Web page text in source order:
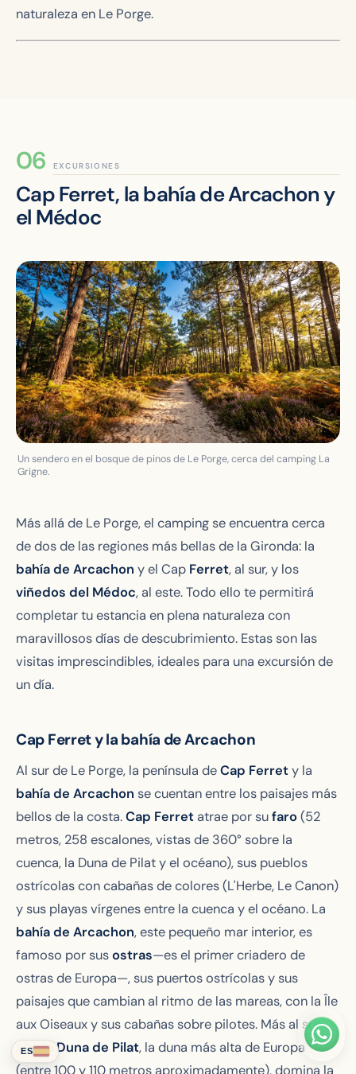
naturaleza en Le Porge.
EXCURSIONES
Cap Ferret, la bahía de Arcachon y
el Médoc
Un sendero en el bosque de pinos de Le Porge, cerca del camping La
Grigne.
Más allá de Le Porge, el camping se encuentra cerca
de dos de las regiones más bellas de la Gironda: la
bahía de Arcachon y el Cap Ferret, al sur, y los
viñedos del Médoc, al este. Todo ello te permitirá
completar tu estancia en plena naturaleza con
maravillosos días de descubrimiento. Estas son las
visitas imprescindibles, ideales para una excursión de
un día.
Cap Ferret y la bahía de Arcachon
Al sur de Le Porge, la península deCap Ferrety la
bahía de Arcachon se cuentan entre los paisajes más
bellos de la costa.Cap Ferret atrae por sufaro(52
metros, 258 escalones, vistas de 360° sobre la
cuenca, la Duna de Pilat y el océano), sus pueblos
ostrícolas con cabañas de colores (L'Herbe, Le Canon)
y sus playas vírgenes entre la cuenca y el océano. La
bahía de Arcachon, este pequeño mar interior, es
famoso por susostras—es el primer criadero de
ostras de Europa—, sus puertos ostrícolas y sus
paisajes que cambian al ritmo de las mareas, con la Île
aux Oiseaux y sus cabañas sobre pilotes. Más al sur
aún, laDuna de Pilat, la duna más alta de Europa
(entre 100 y 110 metros aproximadamente), domina la
ES